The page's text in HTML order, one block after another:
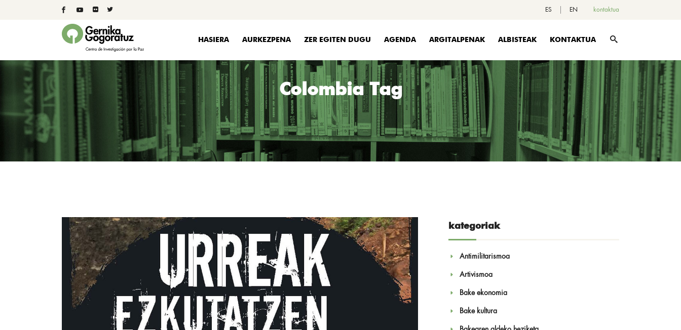
ES EN kontaktua
HASIERA AURKEZPENA ZER EGITEN DUGU AGENDA ARGITALPENAK ALBISTEAK KONTAKTUA
Colombia Tag
kategoriak
Antimilitarismoa
Artivismoa
Bake ekonomia
Bake kultura